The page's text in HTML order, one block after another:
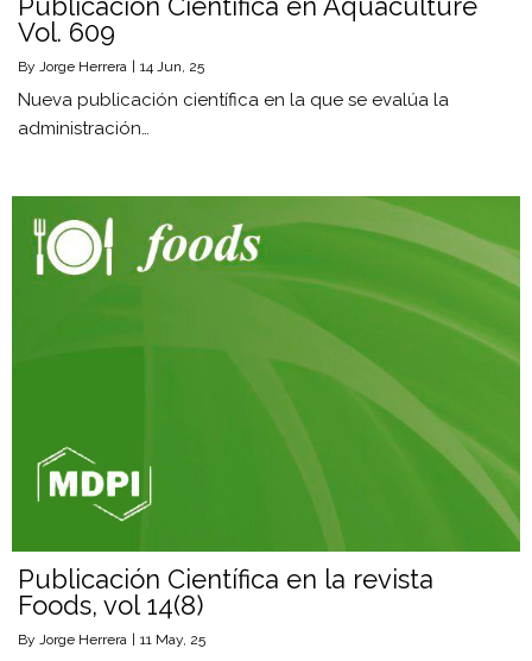
Vol. 609
By Jorge Herrera | 14 Jun, 25
Nueva publicación científica en la que se evalúa la
administración…
Publicación Científica en la revista
Foods, vol 14(8)
By Jorge Herrera 11 May, 25